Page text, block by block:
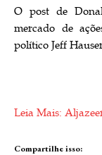
O post de
mercado de
político Jeff
Leia Mais:
Compartilhe isso: